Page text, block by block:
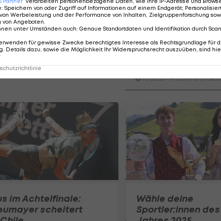
in Australien feierte sie 2018 ihren bisher
Graz
Fußball - Frauen-
FC Blau-Weiß Linz - FC
Innsbruck
Fußball - ADMIRAL 2. Liga
Highlights: Blau-Weiß
Wacker drei Tore ein
Fußball - ADMIRAL 2. Liga
dem SKN einen endgültigen
Fehlstart
im Achtelfinale:
scheitert
Wähle deine
Sportler:innen des
: Speichern von oder Zugriff auf Informationen auf einem Endgerät;
Werbeleistung und der Performance von Inhalten, Zielgruppenforschung
von Angeboten.
unter Umständen auch: Genaue Standortdaten und Identifikation durch
für gewisse Zwecke berechtigtes Interesse als Rechtsgrundlage für
Details dazu, sowie die Möglichkeit Ihr Widerspruchsrecht auszuüben, sind